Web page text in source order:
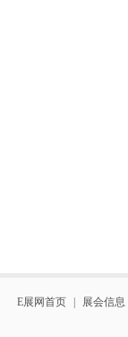
E展网首页 展会信息